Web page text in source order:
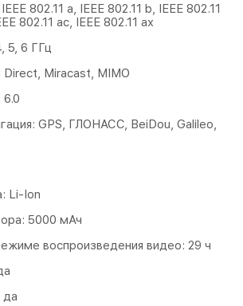
802.11 a, IEEE 802.11 b, IEEE 802.11
802.11 ac, IEEE 802.11 ax
5, 6 ГГц
Direct, Miracast, MIMO
GPS, ГЛОНАСС, BeiDou, Galileo,
Li-Ion
5000 мАч
воспроизведения видео: 29 ч
да